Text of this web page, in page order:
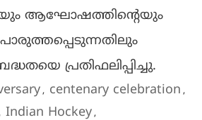
ആഘോഷത്തിന്റെയും
പ്രതിഫലിപ്പിച്ചു.
, centenary celebration ,
Indian Hockey,